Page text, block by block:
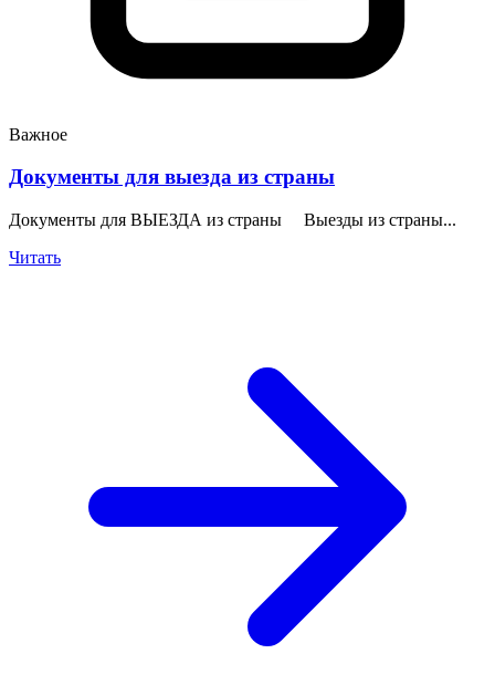
Важное
Документы для выезда из страны
Документы для ВЫЕЗДА из страны Выезды из страны...
Читать